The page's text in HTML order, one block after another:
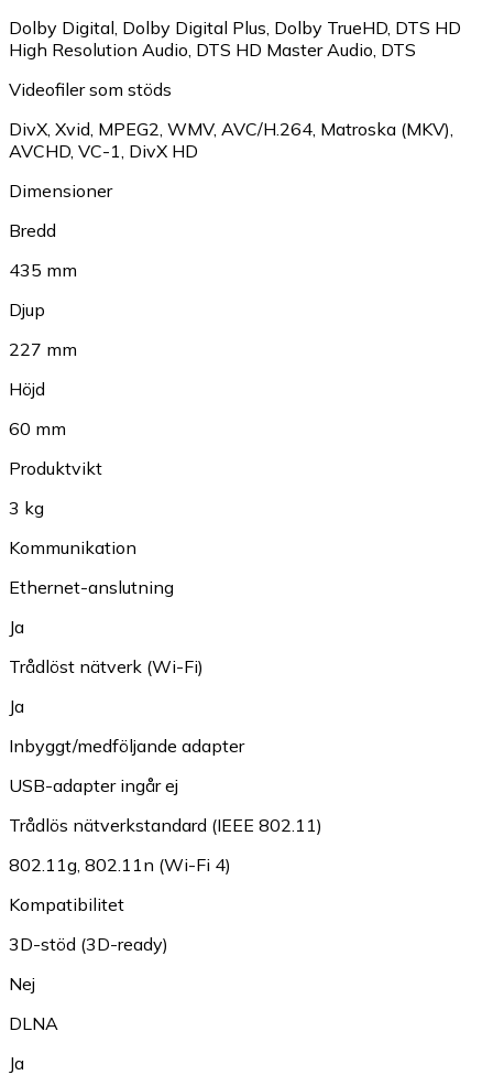
Dolby Digital Dolby Digital Plus Dolby TrueHD DTS HD
High Resolution Audio DTS HD Master Audio DTS
Videofiler som stöds
DivX Xvid MPEG2 WMV, AVC/H.264 Matroska (MKV)
AVCHD VC-1 DivX HD
Dimensioner
Bredd
435 mm
Djup
227 mm
Höjd
60 mm
Produktvikt
3 kg
Kommunikation
Ethernet-anslutning
Ja
Trådlöst nätverk (Wi-Fi)
Ja
Inbyggt/medföljande adapter
USB-adapter ingår ej
Trådlös nätverkstandard (IEEE 802.11)
802.11g 802.11n (Wi-Fi 4)
Kompatibilitet
3D-stöd (3D-ready)
Nej
DLNA
Ja